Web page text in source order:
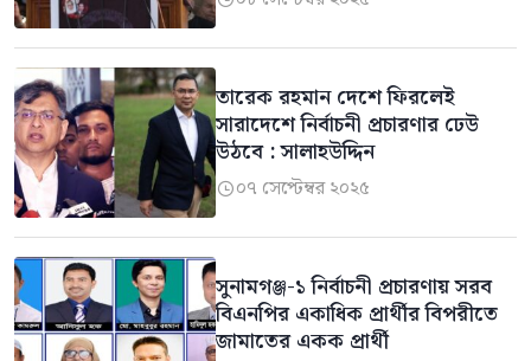
তারেক রহমান দেশে ফিরলেই
সারাদেশে নির্বাচনী প্রচারণার ঢেউ
উঠবে : সালাহউদ্দিন
০৭ সেপ্টেম্বর ২০২৫
সুনামগঞ্জ-১ নির্বাচনী প্রচারণায় সরব
বিএনপির একাধিক প্রার্থীর বিপরীতে
জামাতের একক প্রার্থী